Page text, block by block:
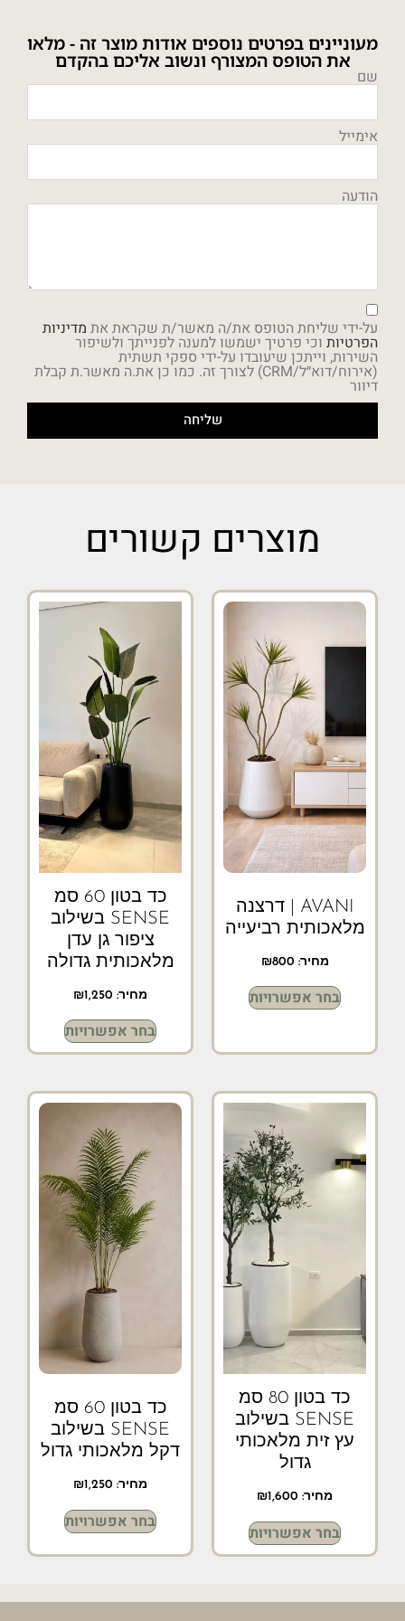
מעוניינים בפרטים נוספים אודות מוצר זה - מלאו
את הטופס המצורף ונשוב אליכם בהקדם
שם
אימייל
הודעה
על-ידי שליחת הטופס את/ה מאשר/ת שקראת את מדיניות
הפרטיות וכי פרטיך ישמשו למענה לפנייתך ולשיפור
השירות, וייתכן שיעובדו על-ידי ספקי תשתית
(אירוח/דוא״ל/CRM) לצורך זה. כמו כן את.ה מאשר.ת קבלת
דיוור
שליחה
מוצרים קשורים
AVANI | דרצנה
מלאכותית רביעייה
מחיר: ₪800
בחר אפשרויות
כד בטון 60 סמ
SENSE בשילוב
ציפור גן עדן
מלאכותית גדולה
מחיר: ₪1,250
בחר אפשרויות
כד בטון 80 סמ
SENSE בשילוב
עץ זית מלאכותי
גדול
מחיר: ₪1,600
בחר אפשרויות
כד בטון 60 סמ
SENSE בשילוב
דקל מלאכותי גדול
מחיר: ₪1,250
בחר אפשרויות